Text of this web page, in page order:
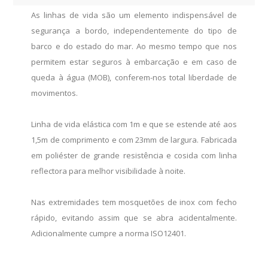
As linhas de vida são um elemento indispensável de
segurança a bordo, independentemente do tipo de
barco e do estado do mar. Ao mesmo tempo que nos
permitem estar seguros à embarcação e em caso de
queda à água (MOB), conferem-nos total liberdade de
movimentos.
Linha de vida elástica com 1m e que se estende até aos
1,5m de comprimento e com 23mm de largura. Fabricada
em poliéster de grande resistência e cosida com linha
reflectora para melhor visibilidade à noite.
Nas extremidades tem mosquetões de inox com fecho
rápido, evitando assim que se abra acidentalmente.
Adicionalmente cumpre a norma ISO12401.